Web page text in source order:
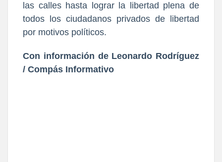
las calles hasta lograr la libertad plena de
todos los ciudadanos privados de libertad
por motivos políticos.
Con información de Leonardo Rodríguez
/ Compás Informativo